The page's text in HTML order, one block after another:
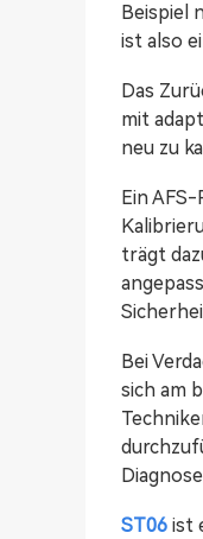
Beispiel
ist also
Das
mit
neu zu
Ein
trägt
Bei
sich am
ST06 ist